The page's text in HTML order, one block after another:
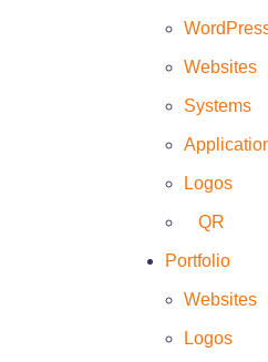
Websites
Systems
Logos
QR
Portfolio
Websites
Logos
websites/Infenefni/